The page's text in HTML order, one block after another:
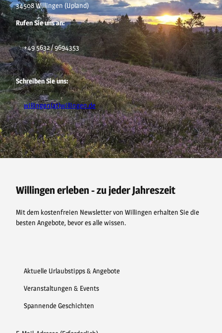
34508 Willingen (Upland)
Rufen Sie uns an:
+49 5632 / 9694353
Schreiben Sie uns:
willingen(at)willingen.de
F
a
c
o
k
P
i
n
e
s
Y
o
u
e
I
n
s
r
a
Willingen erleben - zu jeder Jahreszeit
Mit dem kostenfreien Newsletter von Willingen erhalten Sie die
besten Angebote, bevor es alle wissen.
Aktuelle Urlaubstipps & Angebote
Veranstaltungen & Events
Spannende Geschichten